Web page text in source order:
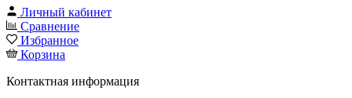
Личный кабинет
Сравнение
Избранное
Корзина
Контактная информация